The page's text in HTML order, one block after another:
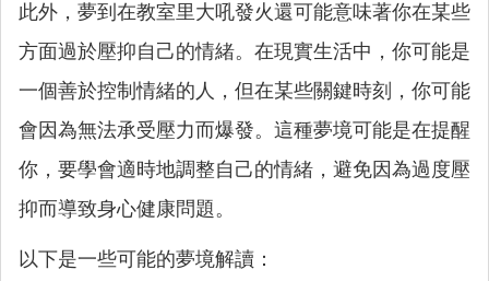
此外，夢到在教室里大吼發火還可能意味著你在某些
方面過於壓抑自己的情緒。在現實生活中，你可能是
一個善於控制情緒的人，但在某些關鍵時刻，你可能
會因為無法承受壓力而爆發。這種夢境可能是在提醒
你，要學會適時地調整自己的情緒，避免因為過度壓
抑而導致身心健康問題。
以下是一些可能的夢境解讀：